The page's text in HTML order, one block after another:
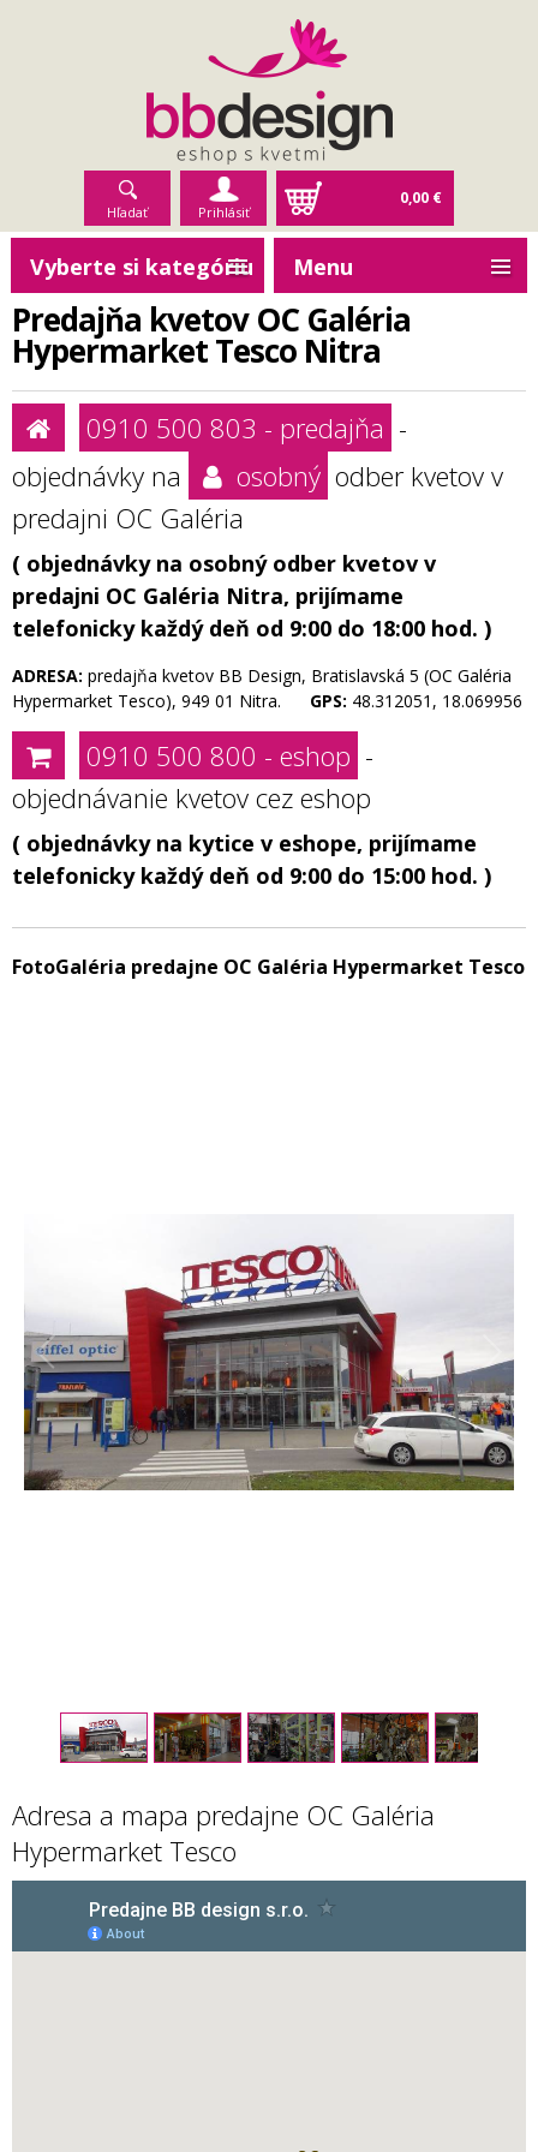
Hľadať Prihlásiť
0,00 €
Predajňa kvetov OC Galéria
Hypermarket Tesco Nitra
0910 500 803 - predajňa -
objednávky na
osobný odber kvetov v
predajni OC Galéria
( objednávky na osobný odber kvetov v
predajni OC Galéria Nitra, prijímame
telefonicky každý deň od 9:00 do 18:00 hod. )
ADRESA: predajňa kvetov BB Design, Bratislavská 5 (OC Galéria
Hypermarket Tesco), 949 01 Nitra. GPS: 48.312051, 18.069956
0910 500 800 - eshop -
objednávanie kvetov cez eshop
( objednávky na kytice v eshope, prijímame
telefonicky každý deň od 9:00 do 15:00 hod. )
FotoGaléria predajne OC Galéria Hypermarket Tesco
Adresa a mapa predajne OC Galéria
Hypermarket Tesco
Vyberte si kategóriu Menu